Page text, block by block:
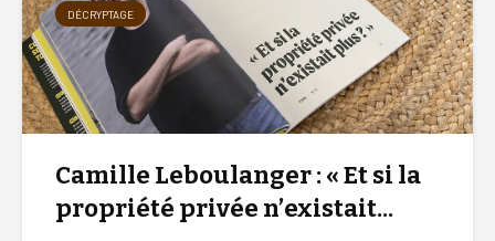
DÉCRYPTAGE
Camille Leboulanger : « Et si la
propriété privée n’existait...